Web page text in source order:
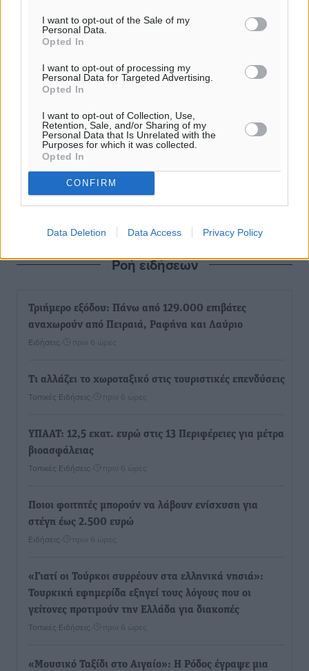
I want to opt-out of the Sale of my
Personal Data.
Opted In
I want to opt-out of processing my
Personal Data for Targeted Advertising.
Opted In
I want to opt-out of Collection, Use,
Retention, Sale, and/or Sharing of my
Personal Data that Is Unrelated with the
Purposes for which it was collected.
Opted In
CONFIRM
Data Deletion Data Access Privacy Policy
Ροή ειδήσεων
Τριήμερο εξόδου: Πάνω από 129.000 επιβάτες
αναχωρούν από Πειραιά, Ραφήνα και Λαύριο
Ειδήσεις πριν 6 ώρες
Τι αλλάζει το χωροταξικό στις τουριστικές επενδύσεις
Τοπικές Ειδήσεις πριν 6 ώρες
ΥΠΑΑΤ: 12,5 εκατ. ευρώ στις 13 Περιφέρειες για μέτρα
βιοασφάλειας
Τοπικές Ειδήσεις πριν 6 ώρες
Ποιοι φοιτητές μπορούν να λάβουν ενίσχυση για
στέγη έως 2.500 ευρώ
Ειδήσεις πριν 6 ώρες
«Γιατί οι Τούρκοι συρρέουν στα ελληνικά νησιά»:
Τουρκική εφημερίδα εξηγεί τους λόγους που οι
γείτονες προτιμούν την Ελλάδα για διακοπές
Τοπικές Ειδήσεις πριν 6 ώρες
«Μουσικό Ταξίδι στο Αιγαίο»: Η Ρόδος έγραψε μια